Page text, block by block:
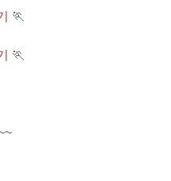
🏃
🏃